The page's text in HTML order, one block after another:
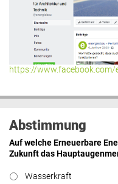
https://www.facebook.com/
Abstimmung
Auf welche Erneuerbare
Zukunft das
Wasserkraft